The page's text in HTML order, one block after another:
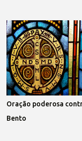
Oração poderosa
Bento